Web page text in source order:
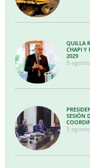
QUILLA
CHAPI Y
2029
6
SESIÓN
5